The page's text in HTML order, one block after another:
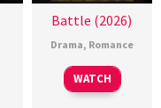
Battle (2026)
Drama, Romance
WATCH